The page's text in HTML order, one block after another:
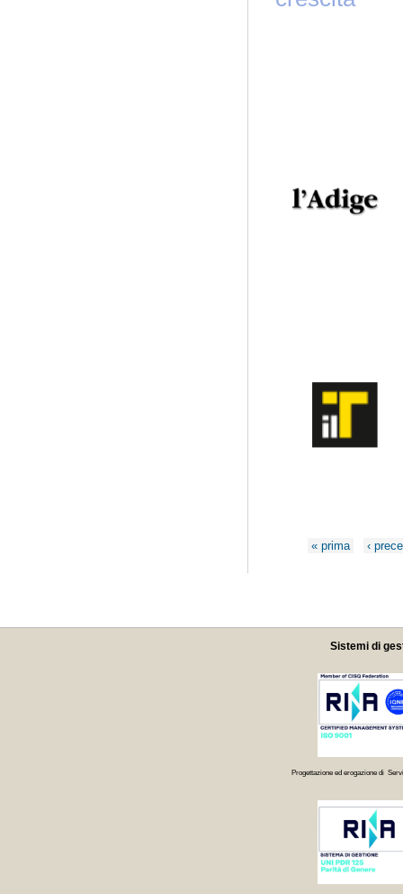
Pagine
« prima ‹
Sistemi di
Progettazione ed erogazione di